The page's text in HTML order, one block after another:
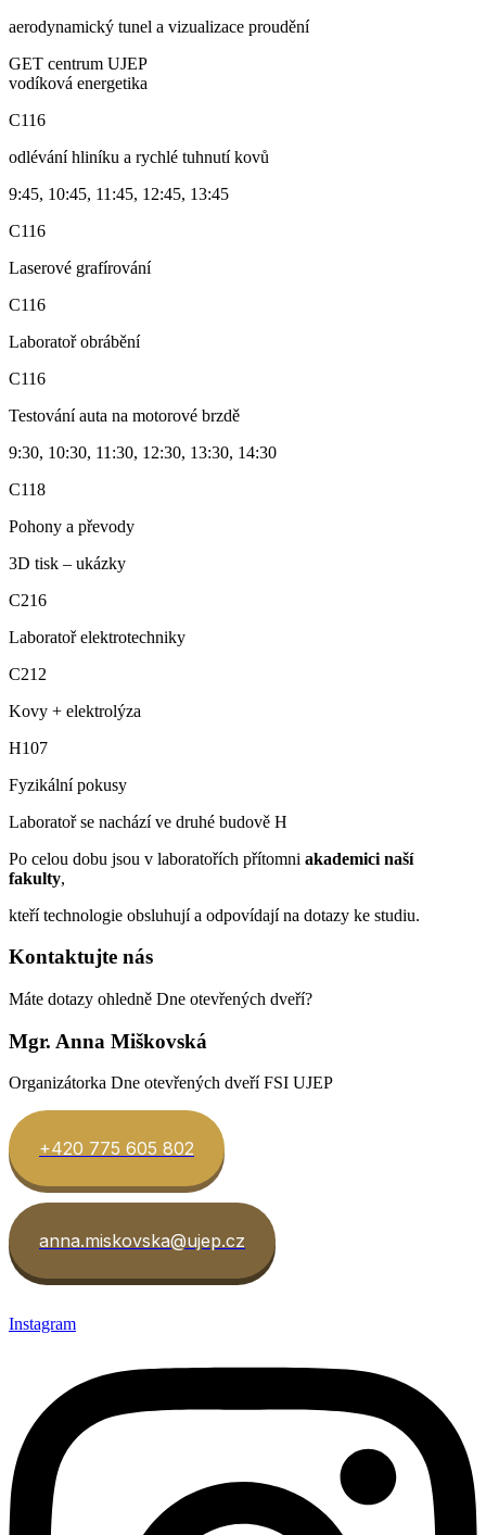
aerodynamický tunel a vizualizace proudění
GET centrum UJEP
vodíková energetika
C116
odlévání hliníku a rychlé tuhnutí kovů
9:45, 10:45, 11:45, 12:45, 13:45
C116
Laserové grafírování
C116
Laboratoř obrábění
C116
Testování auta na motorové brzdě
9:30, 10:30, 11:30, 12:30, 13:30, 14:30
C118
Pohony a převody
3D tisk – ukázky
C216
Laboratoř elektrotechniky
C212
Kovy + elektrolýza
H107
Fyzikální pokusy
Laboratoř se nachází ve druhé budově H
Po celou dobu jsou v laboratořích přítomni akademici naší
fakulty,
kteří technologie obsluhují a odpovídají na dotazy ke studiu.
Kontaktujte nás
Máte dotazy ohledně Dne otevřených dveří?
Mgr. Anna Miškovská
Organizátorka Dne otevřených dveří FSI UJEP
+420 775 605 802
anna.miskovska@ujep.cz
Instagram